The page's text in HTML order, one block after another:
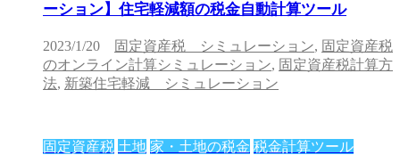
ーション】住宅軽減額の税金自動計算ツール
2023/1/20 固定資産税 シミュレーション, 固定資産税
のオンライン計算シミュレーション, 固定資産税計算方
法, 新築住宅軽減 シミュレーション
固定資産税 土地 家・土地の税金 税金計算ツール